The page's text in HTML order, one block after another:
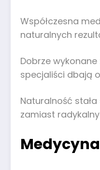
Współczesna
naturalnych
Dobrze
specjaliści dbają
Naturalność
zamiast